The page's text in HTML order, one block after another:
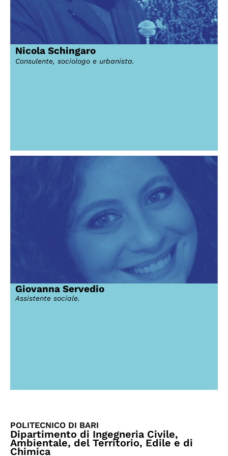
Nicola Schingaro
Consulente, sociologo e urbanista.
Giovanna Servedio
Assistente sociale.
POLITECNICO DI BARI
Dipartimento di Ingegneria Civile,
Ambientale, del Territorio, Edile e di
Chimica